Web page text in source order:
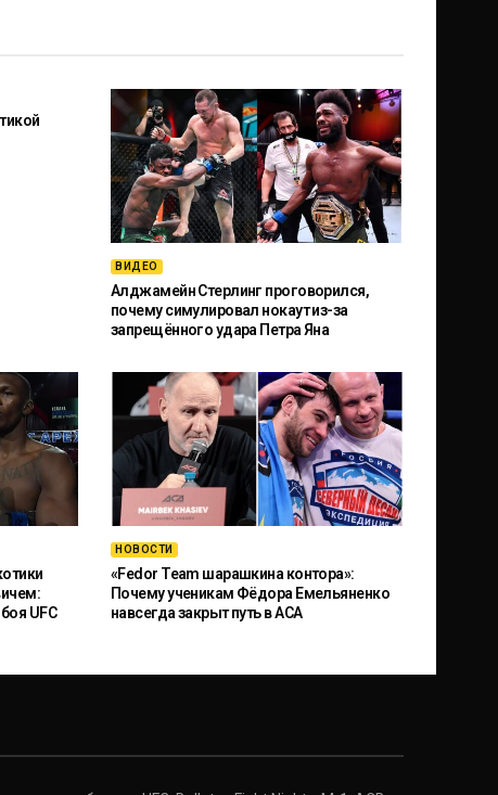
ВИДЕО
Алджамейн Стерлинг проговорился,
почему симулировал нокаут из-за
запрещённого удара Петра Яна
UFC
НОВОСТИ
«Fedor Team шарашкина контора»:
Почему ученикам Фёдора Емельяненко
навсегда закрыт путь в ACA